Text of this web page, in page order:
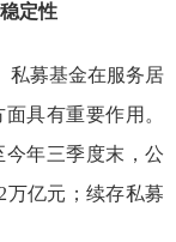
稳定性
私募基金在服务居
具有重要作用。
年三季度末，公
万亿元；续存私募